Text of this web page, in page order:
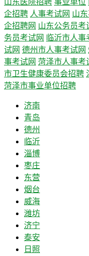
山东医院招聘 事业单位
企招聘 人事考试网 山
企招聘网 山东公务员考
务员考试网
临沂市人事
试网 德州市人事考试网
事考试网 菏泽市人事考
市卫生健康委员会招聘
菏泽市事业单位招聘
济南
青岛
德州
临沂
淄博
枣庄
东营
烟台
威海
潍坊
济宁
泰安
日照